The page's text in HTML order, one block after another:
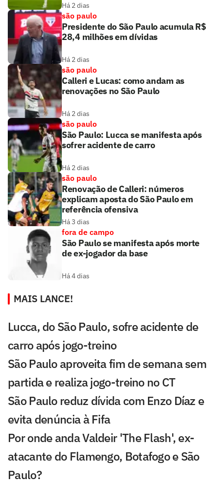
Há 2 dias
são paulo
Presidente do São Paulo acumula R$
28,4 milhões em dívidas
Há 2 dias
são paulo
Calleri e Lucas: como andam as
renovações no São Paulo
Há 2 dias
são paulo
São Paulo: Lucca se manifesta após
sofrer acidente de carro
Há 2 dias
são paulo
Renovação de Calleri: números
explicam aposta do São Paulo em
referência ofensiva
Há 3 dias
fora de campo
São Paulo se manifesta após morte
de ex-jogador da base
Há 4 dias
MAIS LANCE!
Lucca, do São Paulo, sofre acidente de
carro após jogo-treino
São Paulo aproveita fim de semana sem
partida e realiza jogo-treino no CT
São Paulo reduz dívida com Enzo Díaz e
evita denúncia à Fifa
Por onde anda Valdeir 'The Flash', ex-
atacante do Flamengo, Botafogo e São
Paulo?